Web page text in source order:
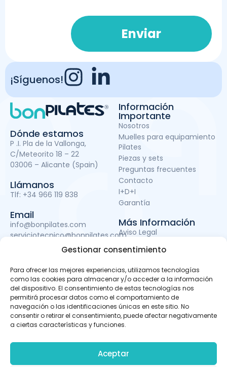
Gestionar consentimiento
Para ofrecer las mejores experiencias, utilizamos tecnologías
como las cookies para almacenar y/o acceder a la información
del dispositivo. El consentimiento de estas tecnologías nos
permitirá procesar datos como el comportamiento de
navegación o las identificaciones únicas en este sitio. No
consentir o retirar el consentimiento, puede afectar negativamente
a ciertas características y funciones.
Aceptar
Dónde estamos
P .I. Pla de la Vallonga,
C/Meteorito 18 – 22
03006 – Alicante (Spain)
Llámanos
Tlf: +34 966 119 838
Email
info@bonpilates.com
serviciotecnico@bonpilates.com
Información
Importante
Nosotros
Muelles para equipamiento
Pilates
Piezas y sets
Preguntas frecuentes
Contacto
I+D+I
Garantía
Más Información
Aviso Legal
Política de Privacidad
Política de cookies
Subvenciones
Enviar
¡Síguenos!
BONPILATES S.L. ha sido beneficiaria del Fondo Europeo de
Desarrollo Regional cuyo objetivo es mejorar el uso y la
calidad de las tecnologías de la información y de las
apps móviles, otro de Desarrollo de material promocional